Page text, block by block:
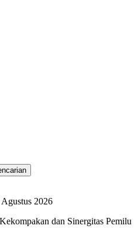
Agustus 2026
dan Sinergitas Pemilu